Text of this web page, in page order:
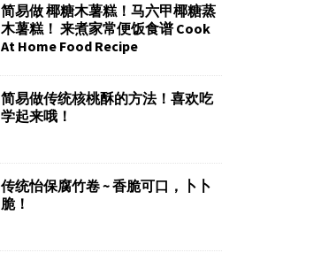
简易做 椰糖木薯糕！马六甲椰糖蒸
木薯糕！ 来煮家常便饭食谱 Cook
At Home Food Recipe
简易做传统核桃酥的方法！喜欢吃
学起来哦！
传统怡保腐竹卷 ~ 香脆可口，卜卜
脆！